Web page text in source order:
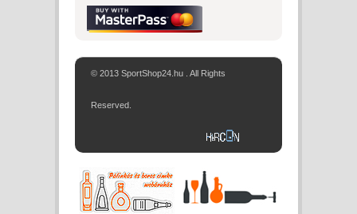
© 2013 SportShop24.hu . All Rights
Reserved.